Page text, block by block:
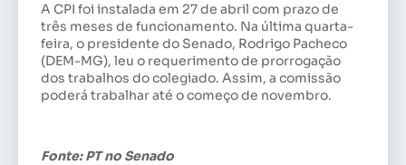
A CPI foi instalada em 27 de abril com prazo de
três meses de funcionamento. Na última quarta-
feira, o presidente do Senado, Rodrigo Pacheco
(DEM-MG), leu o requerimento de prorrogação
dos trabalhos do colegiado. Assim, a comissão
poderá trabalhar até o começo de novembro.
Fonte: PT no Senado